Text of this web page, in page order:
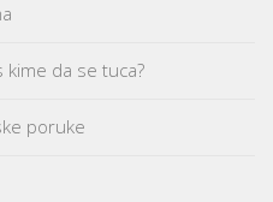
kime da se tuca?
poruke